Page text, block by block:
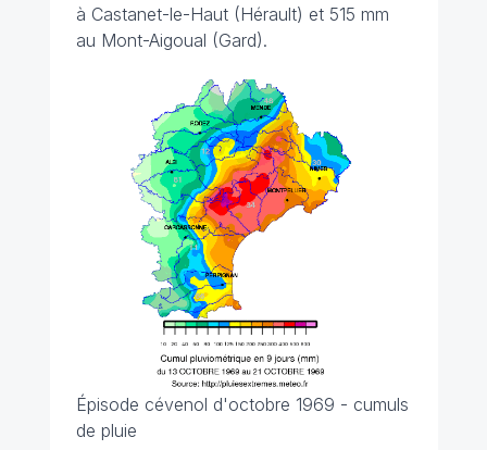
à Castanet-le-Haut (Hérault) et 515 mm
au Mont-Aigoual (Gard).
Épisode cévenol d'octobre 1969 - cumuls
de pluie